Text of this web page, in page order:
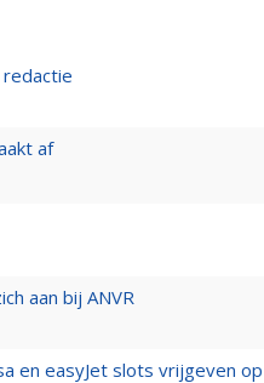
af
aan bij ANVR
en easyJet slots vrijgeven op